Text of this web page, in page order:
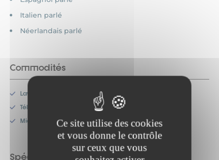
Ce site utilise des cookies
et vous donne le contrôle
sur ceux que vous
Italien parlé
Néerlandais parlé
Commodités
Lave-vaisselle
Télévision
Micro-onde
Spécificités